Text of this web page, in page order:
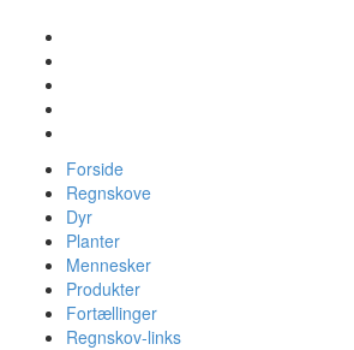
Forside
Regnskove
Dyr
Planter
Mennesker
Produkter
Fortællinger
Regnskov-links